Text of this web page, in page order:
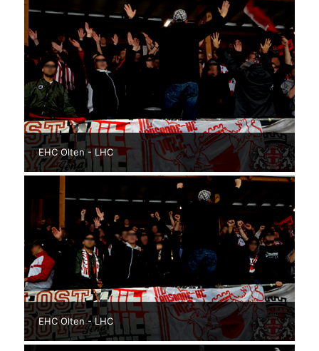
EHC Olten - LHC
EHC Olten - LHC